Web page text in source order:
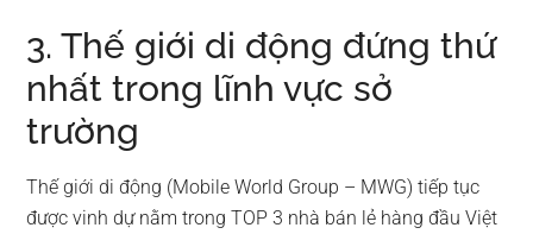
3. Thế giới di động đứng thứ
nhất trong lĩnh vực sở
trường
Thế giới di động (Mobile World Group – MWG) tiếp tục
được vinh dự nằm trong TOP 3 nhà bán lẻ hàng đầu Việt